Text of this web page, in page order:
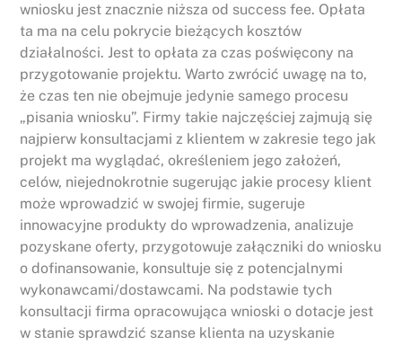
wniosku jest znacznie niższa od success fee. Opłata
ta ma na celu pokrycie bieżących kosztów
działalności. Jest to opłata za czas poświęcony na
przygotowanie projektu. Warto zwrócić uwagę na to,
że czas ten nie obejmuje jedynie samego procesu
„pisania wniosku”. Firmy takie najczęściej zajmują się
najpierw konsultacjami z klientem w zakresie tego jak
projekt ma wyglądać, określeniem jego założeń,
celów, niejednokrotnie sugerując jakie procesy klient
może wprowadzić w swojej firmie, sugeruje
innowacyjne produkty do wprowadzenia, analizuje
pozyskane oferty, przygotowuje załączniki do wniosku
o dofinansowanie, konsultuje się z potencjalnymi
wykonawcami/dostawcami. Na podstawie tych
konsultacji firma opracowująca wnioski o dotacje jest
w stanie sprawdzić szanse klienta na uzyskanie